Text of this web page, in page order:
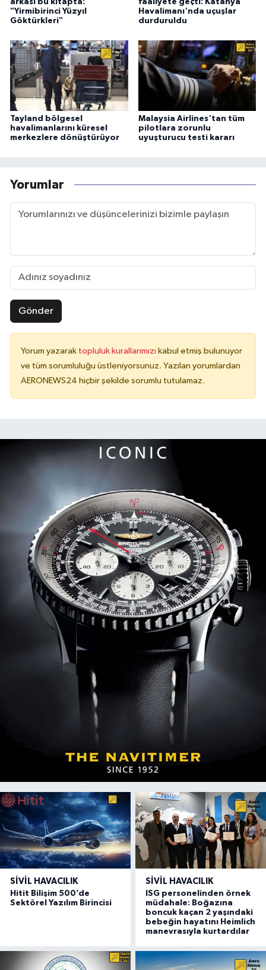
arkası bu kitapta:
"Yirmibirinci Yüzyıl
Göktürkleri"
faaliyete geçti: Katanya
Havalimanı'nda uçuşlar
durduruldu
Tayland bölgesel
havalimanlarını küresel
merkezlere dönüştürüyor
Malaysia Airlines'tan tüm
pilotlara zorunlu
uyuşturucu testi kararı
Yorumlar
Gönder
Yorum yazarak topluluk kurallarımızı kabul etmiş bulunuyor
ve tüm sorumluluğu üstleniyorsunuz. Yazılan yorumlardan
AERONEWS24 hiçbir şekilde sorumlu tutulamaz.
SIVIL HAVACILIK
Hitit Bilişim 500’de
Sektörel Yazılım Birincisi
SIVIL HAVACILIK
ISG personelinden örnek
müdahale: Boğazına
boncuk kaçan 2 yaşındaki
bebeğin hayatını Heimlich
manevrasıyla kurtardılar